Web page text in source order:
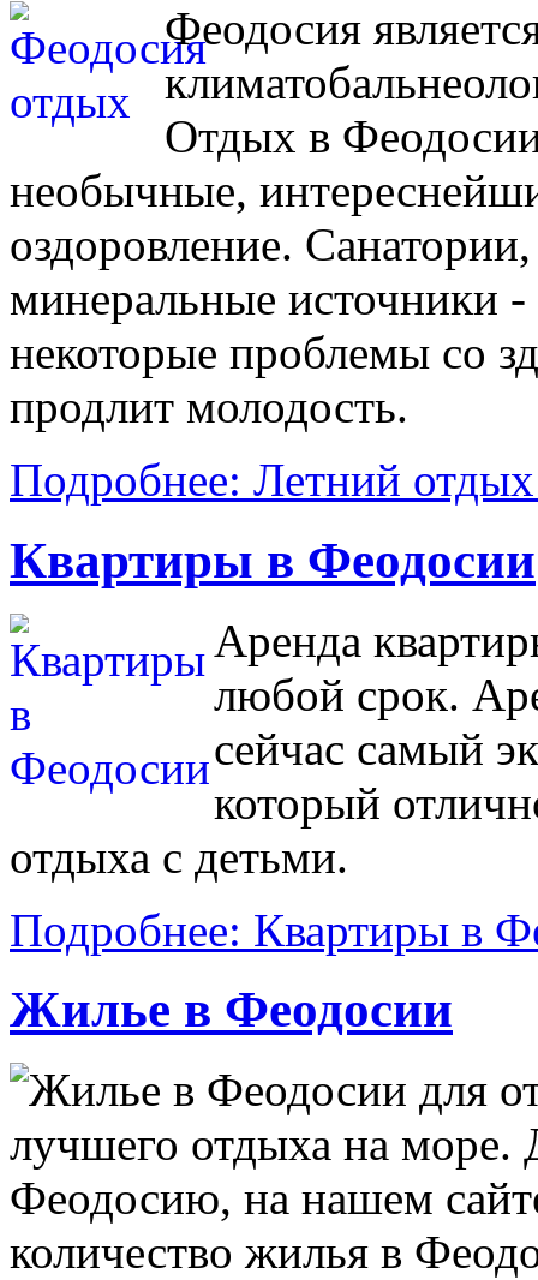
Феодосия
Отдых в Феодосии
необычные,
оздоровление.
минеральные источники -
некоторые проблемы со
продлит молодость.
Подробнее: Летний
Квартиры в Феодосии
Аренда
любой срок.
сейчас самый
который
отдыха с детьми.
Подробнее: Квартиры в
Жилье в Феодосии
Жилье в Феодосии для
лучшего отдыха на море.
Феодосию, на нашем
количество жилья в